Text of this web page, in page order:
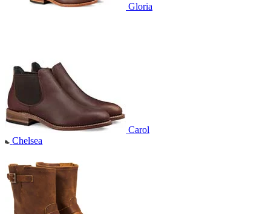
Gloria
Carol
Chelsea